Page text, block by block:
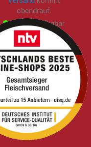
obendrauf.
sofort verfügbar